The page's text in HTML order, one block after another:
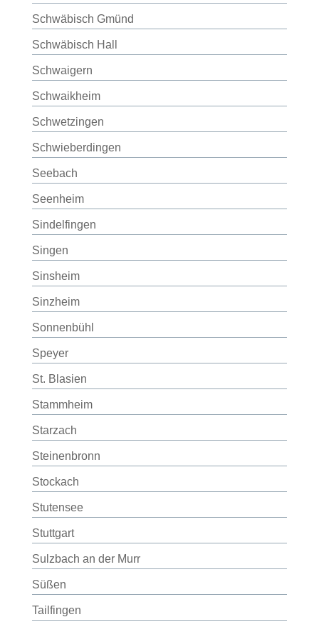
Schwäbisch Gmünd
Schwäbisch Hall
Schwaigern
Schwaikheim
Schwetzingen
Schwieberdingen
Seebach
Seenheim
Sindelfingen
Singen
Sinsheim
Sinzheim
Sonnenbühl
Speyer
St. Blasien
Stammheim
Starzach
Steinenbronn
Stockach
Stutensee
Stuttgart
Sulzbach an der Murr
Süßen
Tailfingen